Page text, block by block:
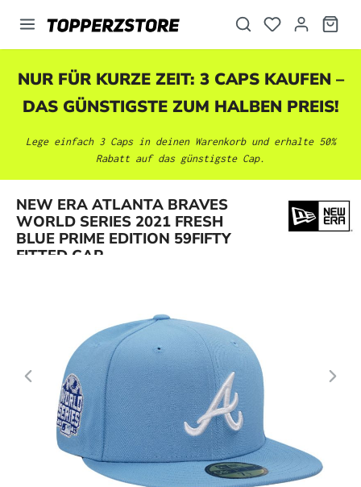
springen
NUR FÜR KURZE ZEIT: 3 CAPS KAUFEN –
DAS GÜNSTIGSTE ZUM HALBEN PREIS!
Lege einfach 3 Caps in deinen Warenkorb und erhalte 50%
Rabatt auf das günstigste Cap.
NEW ERA ATLANTA BRAVES
WORLD SERIES 2021 FRESH
BLUE PRIME EDITION 59FIFTY
FITTED CAP
Bildergalerie überspringen